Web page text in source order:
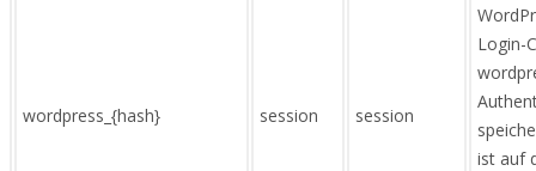
wordpress_{hash} session session
Login-
ist auf